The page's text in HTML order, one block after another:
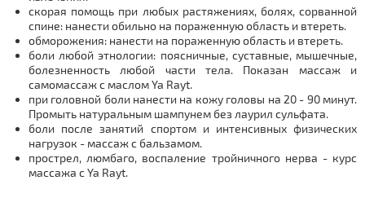
скорая помощь при любых растяжениях, болях, сорванной
спине: нанести обильно на пораженную область и втереть.
обморожения: нанести на пораженную область и втереть.
боли любой этнологии: поясничные, суставные, мышечные,
болезненность любой части тела. Показан массаж и
самомассаж с маслом Ya Rayt.
при головной боли нанести на кожу головы на 20 - 90 минут.
Промыть натуральным шампунем без лаурил сульфата.
боли после занятий спортом и интенсивных физических
нагрузок - массаж с бальзамом.
прострел, люмбаго, воспаление тройничного нерва - курс
массажа с Ya Rayt.